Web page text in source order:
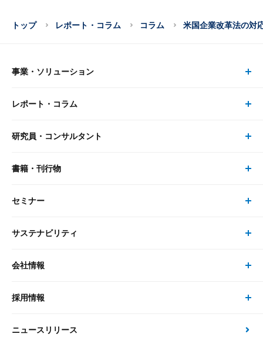
トップ レポート・コラム コラム 米国企業改革法の対
事業・ソリューション
事業・ソリューション トップ
リサーチ
大和総研の強み
先端テクノロジーに基づく新たな価値の創出
レポート・コラム
レポート・コラム トップ
最新のレポート・コラム
政策分析
研究員・コンサルタント
研究員・コンサルタント トップ
研究員
書籍・刊行物
書籍・刊行物 トップ
書籍
セミナー
セミナー トップ
現在受付中のセミナー・イベント
サステナビリティ
サステナビリティの取り組み
次世代社会への貢献
会社情報
会社情報 トップ
会社概要・役員一覧
採用情報
採用情報 トップ
ニュースリリース